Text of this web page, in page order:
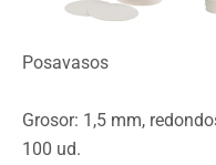
Posavasos
Grosor: 1,5 mm,
100 ud.